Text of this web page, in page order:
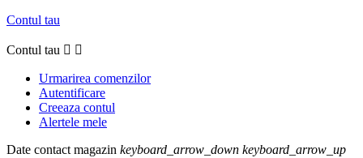
Contul tau
Contul tau  
Urmarirea comenzilor
Autentificare
Creeaza contul
Alertele mele
Date contact magazin keyboard_arrow_down keyboard_arrow_up